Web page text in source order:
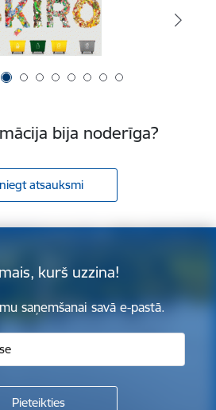
bija noderīga?
atsauksmi
kurš uzzina!
saņemšanai savā e-pastā.